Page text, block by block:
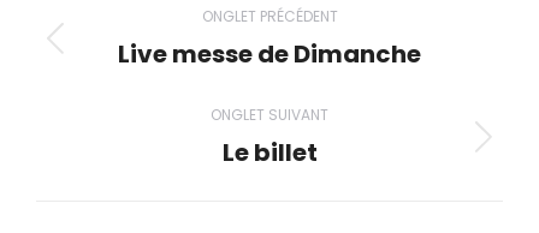
de
commentaire
ONGLET PRÉCÉDENT
Onglet
Live messe de Dimanche
ONGLET SUIVANT
Onglet
Le billet